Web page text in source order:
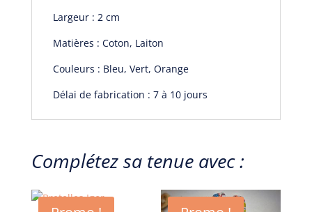
Largeur : 2 cm
Matières : Coton, Laiton
Couleurs : Bleu, Vert, Orange
Délai de fabrication : 7 à 10 jours
Complétez sa tenue avec :